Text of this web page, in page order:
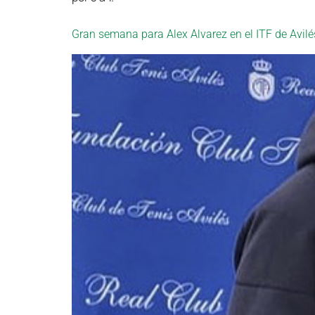
Gran semana para Alex Alvarez en el ITF de